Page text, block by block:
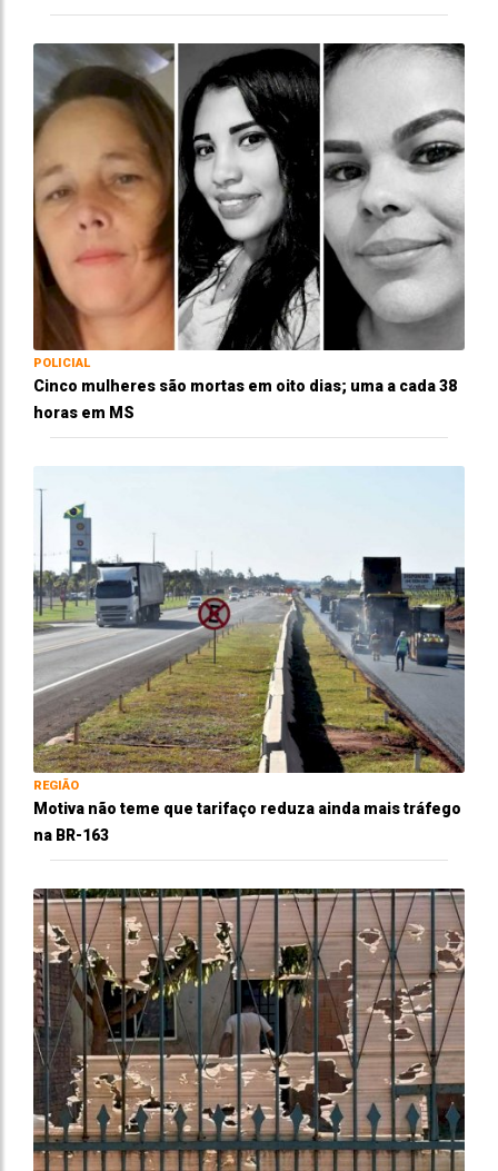
POLICIAL
Cinco mulheres são mortas em oito dias; uma a cada 38
horas em MS
REGIÃO
Motiva não teme que tarifaço reduza ainda mais tráfego
na BR-163